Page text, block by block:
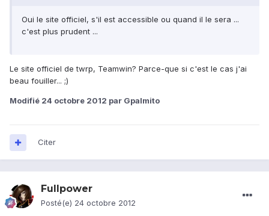
Oui le site officiel, s'il est accessible ou quand il le sera ...
c'est plus prudent ...
Le site officiel de twrp, Teamwin? Parce-que si c'est le cas j'ai
beau fouiller... ;)
Modifié 24 octobre 2012 par Gpalmito
Citer
Fullpower
Posté(e) 24 octobre 2012